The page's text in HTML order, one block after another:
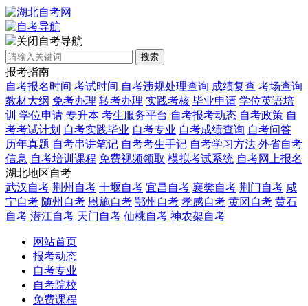
自考导航
搜索
报考指南
自考报名时间 考试时间 自考违规处理查询 成绩复查 考场查询
教材大纲 免考办理 转考办理 实践考核 毕业申请 学位英语培
训 学位申请 专升本 考生服务平台 自考报考动态 自考政策 自
考考试计划 自考实践毕业 自考专业 自考成绩查询 自考问答
历年真题 自考串讲笔记 自考考生手记 自考学习方法 外省自考
信息 自考培训课程 免费视频领取 模拟考试系统 自考网上报名
湖北地区自考
武汉自考 荆州自考 十堰自考 宜昌自考 襄樊自考 荆门自考 咸
宁自考 随州自考 恩施自考 鄂州自考 孝感自考 黄冈自考 黄石
自考 潜江自考 天门自考 仙桃自考 神农架自考
网站首页
报考动态
自考专业
自考院校
免费课程